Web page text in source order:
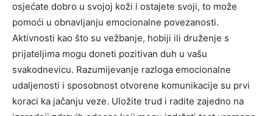
osjećate dobro u svojoj koži i ostajete svoji, to može
pomoći u obnavljanju emocionalne povezanosti.
Aktivnosti kao što su vežbanje, hobiji ili druženje s
prijateljima mogu doneti pozitivan duh u vašu
svakodnevicu. Razumijevanje razloga emocionalne
udaljenosti i sposobnost otvorene komunikacije su prvi
koraci ka jačanju veze. Uložite trud i radite zajedno na